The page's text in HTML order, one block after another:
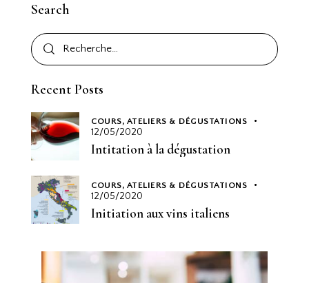
Search
Recent Posts
COURS, ATELIERS & DÉGUSTATIONS
12/05/2020
Intitation à la dégustation
COURS, ATELIERS & DÉGUSTATIONS
12/05/2020
Initiation aux vins italiens